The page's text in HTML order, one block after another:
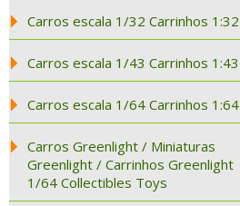
Carros escala 1/32 Carrinhos 1:32
Carros escala 1/43 Carrinhos 1:43
Carros escala 1/64 Carrinhos 1:64
Carros Greenlight / Miniaturas
Greenlight / Carrinhos Greenlight
1/64 Collectibles Toys